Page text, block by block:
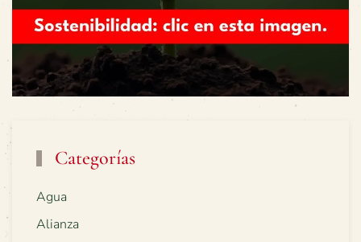
Categorías
Agua
Alianza